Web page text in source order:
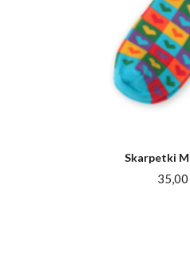
Skarpetki
35,00